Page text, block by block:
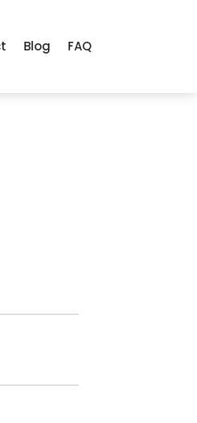
Blog FAQ